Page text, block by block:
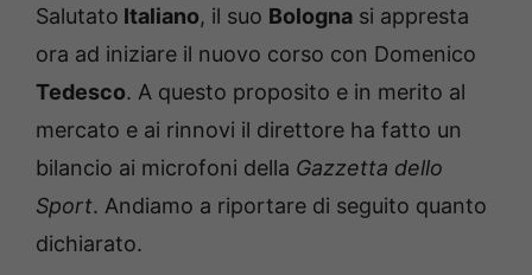
Salutato Italiano, il suo Bologna si appresta
ora ad iniziare il nuovo corso con Domenico
Tedesco. A questo proposito e in merito al
mercato e ai rinnovi il direttore ha fatto un
bilancio ai microfoni della Gazzetta dello
Sport. Andiamo a riportare di seguito quanto
dichiarato.